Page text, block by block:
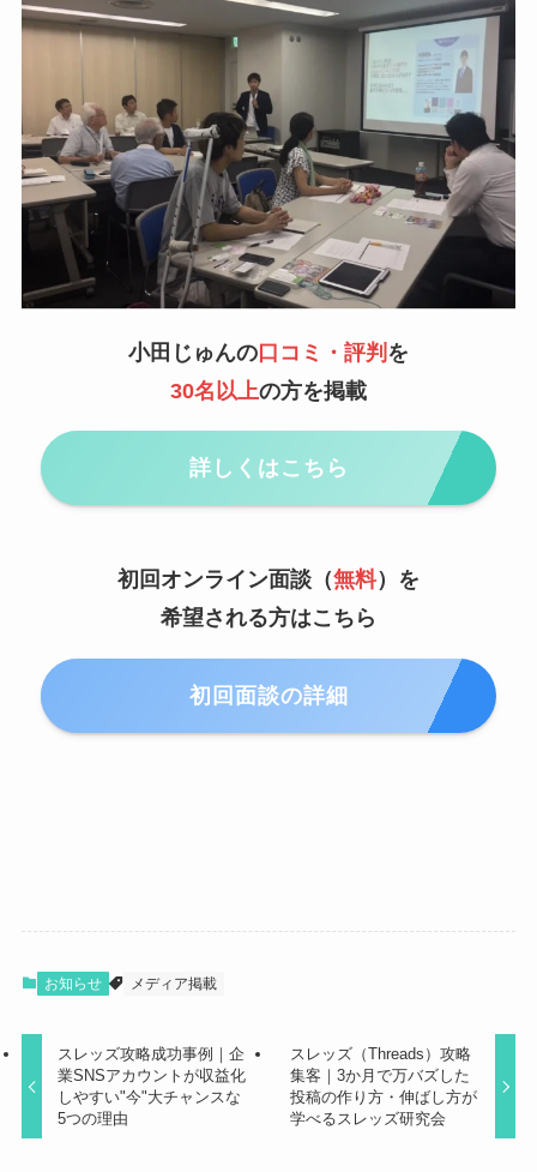
小田じゅんの口コミ・評判 を
30名以上の方を掲載
詳しくはこちら
初回オンライン面談（無料）を
希望される方はこちら
初回面談の詳細
お知らせ メディア掲載
スレッズ攻略成功事例｜企
業SNSアカウントが収益化
しやすい"今"大チャンスな
5つの理由
スレッズ（Threads）攻略
集客｜3か月で万バズした
投稿の作り方・伸ばし方が
学べるスレッズ研究会